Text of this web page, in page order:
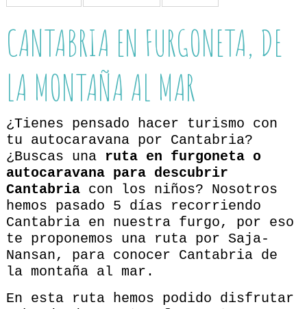
CANTABRIA EN FURGONETA, DE
LA MONTAÑA AL MAR
¿Tienes pensado hacer turismo con
tu autocaravana por Cantabria?
¿Buscas una ruta en furgoneta o
autocaravana para descubrir
Cantabria con los niños? Nosotros
hemos pasado 5 días recorriendo
Cantabria en nuestra furgo, por eso
te proponemos una ruta por Saja-
Nansan, para conocer Cantabria de
la montaña al mar.
En esta ruta hemos podido disfrutar